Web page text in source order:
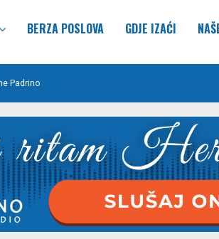
BERZA POSLOVA GDJE IZAĆI
Padrino